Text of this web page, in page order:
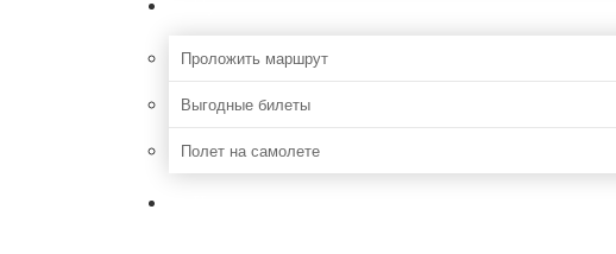
Проложить маршрут
Выгодные билеты
Полет на самолете